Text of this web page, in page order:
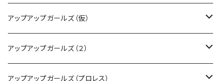
アップアップガールズ（仮）
CD・DVD・Blu-ray
Tシャツ
アップアップガールズ（２）
Blu-ray
アップアップガールズ（プロレス）